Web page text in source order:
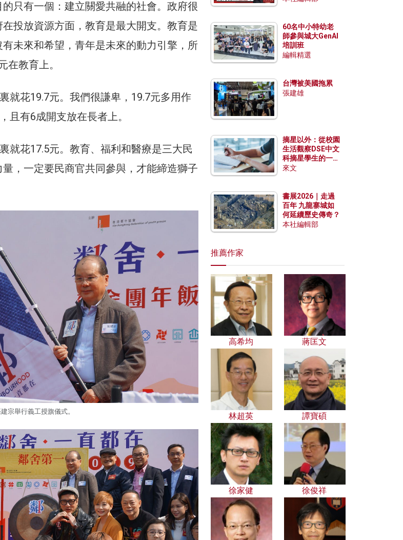
只有一個：建立關愛共融的社會。政府很
投放資源方面，教育是最大開支。教育是
未來和希望，青年是未來的動力引擎，所
在教育上。
就花19.7元。我們很謙卑，19.7元多用作
且有6成開支放在長者上。
就花17.5元。教育、福利和醫療是三大民
，一定要民商官共同參與，才能締造獅子
宗舉行義工授旗儀式。
60名中小特幼老
師參與城大GenAI
培訓班
編輯精選
台灣被美國拖累
張建雄
摘星以外：從校園
生活觀察DSE中文
科摘星學生的一點
特質
來文
書展2026｜走過
百年 九龍寨城如
何延續歷史傳奇？
本社編輯部
推薦作家
高希均 蔣匡文
林超英 譚寶碩
徐家健 徐俊祥